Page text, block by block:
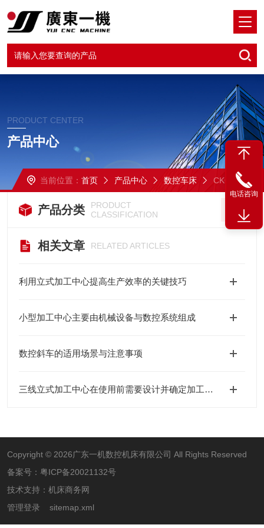
PRODUCT CENTER
产品中心
当前位置： 首页 产品中心 数控车床 CK6180*1500
产品分类
PRODUCT
CLASSIFICATION
相关文章 RELATED ARTICLES
利用立式加工中心提高生产效率的关键技巧
小型加工中心主要由机械设备与数控系统组成
数控斜车的适用场景与注意事项
三线立式加工中心在使用前需要设计并确定加工方案
Copyright © 2026广东一机数控机床有限公司 All Rights Reserved
备案号： 粤ICP备20021132号
技术支持： 机床商务网
管理登录
sitemap.xml
电话咨询